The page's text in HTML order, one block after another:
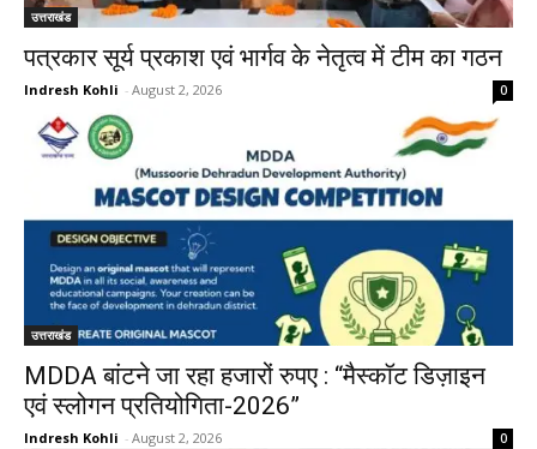
उत्तराखंड
पत्रकार सूर्य प्रकाश एवं भार्गव के नेतृत्व में टीम का गठन
Indresh Kohli - August 2, 2026 0
उत्तराखंड
MDDA बांटने जा रहा हजारों रुपए : “मैस्कॉट डिज़ाइन
एवं स्लोगन प्रतियोगिता-2026”
Indresh Kohli - August 2, 2026 0